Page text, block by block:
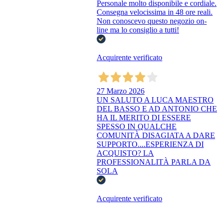
Personale molto disponibile e cordiale.
Consegna velocissima in 48 ore reali.
Non conoscevo questo negozio on-
line ma lo consiglio a tutti!
Acquirente verificato
27 Marzo 2026
UN SALUTO A LUCA MAESTRO
DEL BASSO E AD ANTONIO CHE
HA IL MERITO DI ESSERE
SPESSO IN QUALCHE
COMUNITÀ DISAGIATA A DARE
SUPPORTO....ESPERIENZA DI
ACQUISTO? LA
PROFESSIONALITÀ PARLA DA
SOLA
Acquirente verificato